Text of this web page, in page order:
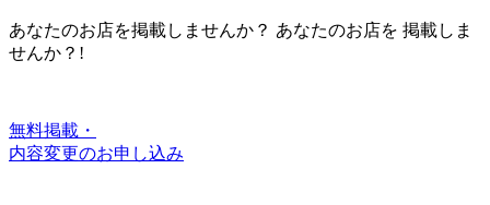
あなたのお店を掲載しませんか？ あなたのお店を 掲載しま
せんか？!
無料掲載・
内容変更のお申し込み